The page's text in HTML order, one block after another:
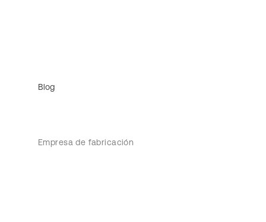
Blog
Empresa de fabricación